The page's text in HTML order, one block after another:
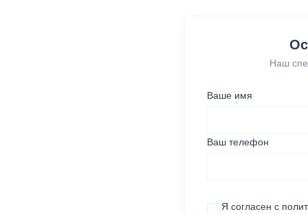
Наш
Ваше имя
Ваш телефон
Я согласен с